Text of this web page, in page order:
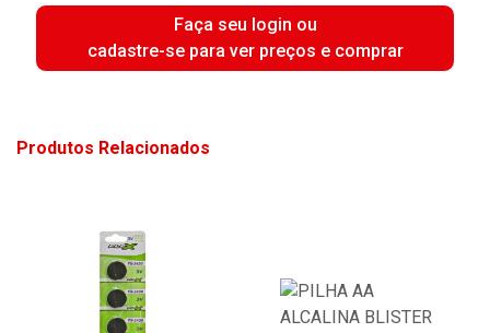
Faça seu login ou
cadastre-se para ver preços e comprar
Produtos Relacionados